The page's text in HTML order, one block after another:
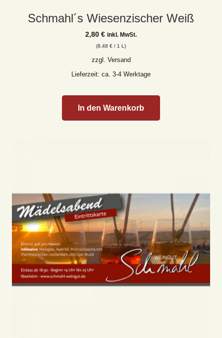
Schmahl´s Wiesenzischer Weiß
2,80 € inkl. MwSt.
(8,48 € / 1 L)
zzgl. Versand
Lieferzeit: ca. 3-4 Werktage
In den Warenkorb